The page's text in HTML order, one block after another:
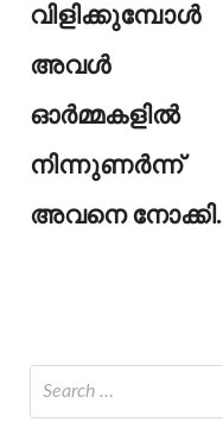
വിളിക്കുമ്പോൾ
അവൾ
ഓർമ്മകളിൽ
നിന്നുണർന്ന്
അവനെ നോക്കി.